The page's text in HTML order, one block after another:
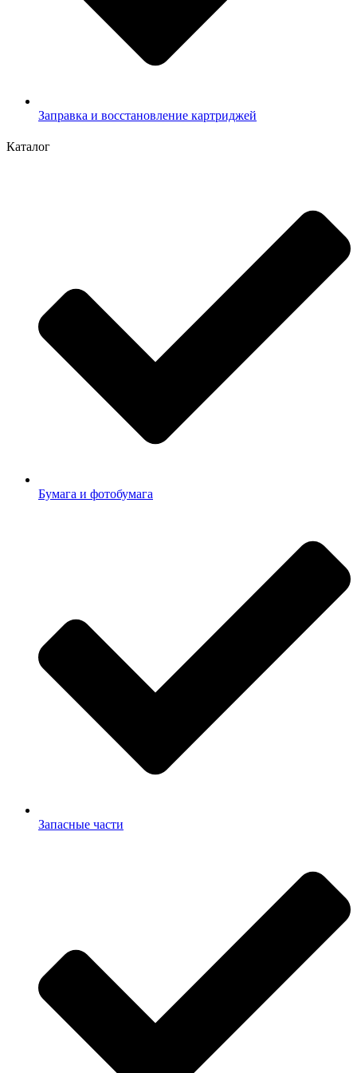
Заправка и восстановление картриджей
Каталог
Бумага и фотобумага
Запасные части